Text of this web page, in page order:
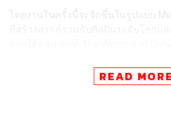
โดยงานในครั้งนี้จะจัดขึ้นในรูปแบบ
MAX Fast Track สู่รอบ 10 คนสุดท้าย
READ MORE